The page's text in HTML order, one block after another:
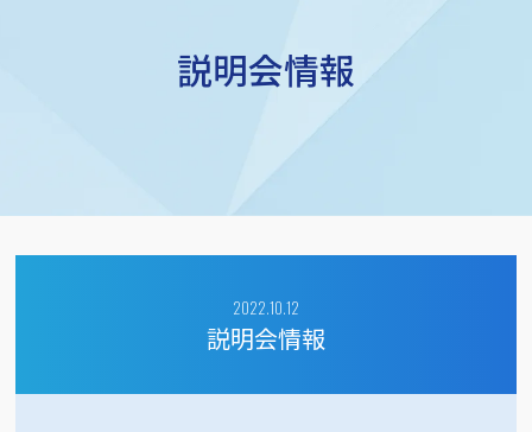
説明会情報
2022.10.12
説明会情報